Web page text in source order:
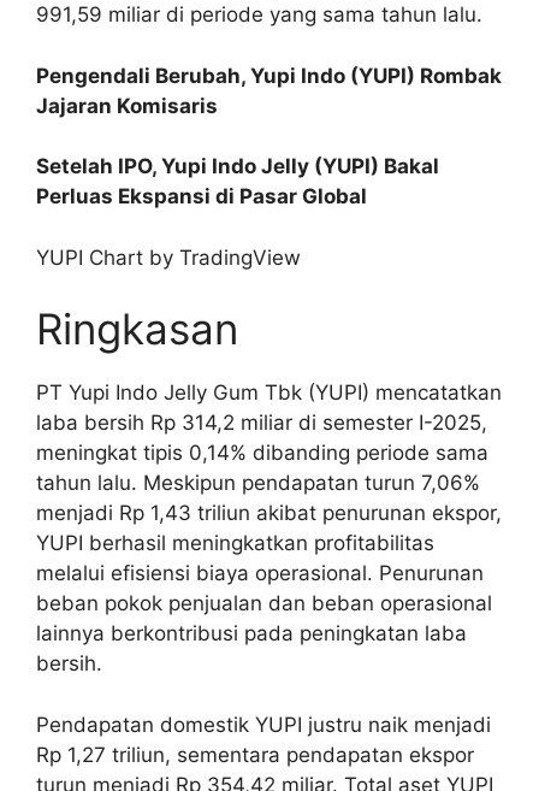
991,59 miliar di periode yang sama tahun lalu.
Pengendali Berubah, Yupi Indo (YUPI) Rombak
Jajaran Komisaris
Setelah IPO, Yupi Indo Jelly (YUPI) Bakal
Perluas Ekspansi di Pasar Global
YUPI Chart by TradingView
Ringkasan
PT Yupi Indo Jelly Gum Tbk (YUPI) mencatatkan
laba bersih Rp 314,2 miliar di semester I-2025,
meningkat tipis 0,14% dibanding periode sama
tahun lalu. Meskipun pendapatan turun 7,06%
menjadi Rp 1,43 triliun akibat penurunan ekspor,
YUPI berhasil meningkatkan profitabilitas
melalui efisiensi biaya operasional. Penurunan
beban pokok penjualan dan beban operasional
lainnya berkontribusi pada peningkatan laba
bersih.
Pendapatan domestik YUPI justru naik menjadi
Rp 1,27 triliun, sementara pendapatan ekspor
turun menjadi Rp 354,42 miliar. Total aset YUPI